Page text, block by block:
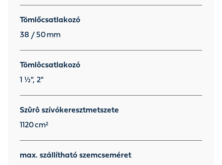
Tömlőcsatlakozó
38 / 50 mm
Tömlôcsatlakozó
1 ½", 2"
Szûrô szívókeresztmetszete
1120cm²
max. szállítható szemcseméret